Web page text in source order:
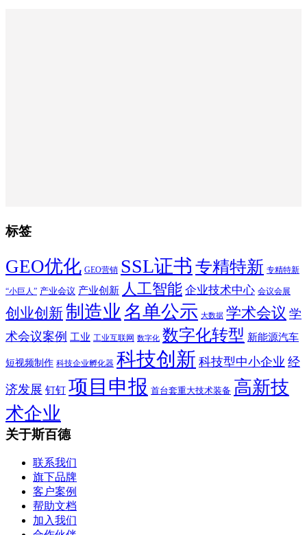
标签
GEO优化 GEO营销 SSL证书 专精特新 专精特新
“小巨人” 产业会议 产业创新 人工智能 企业技术中心 会议会展
创业创新制造业 名单公示 大数据 学术会议 学
术会议案例 工业 工业互联网 数字化 数字化转型 新能源汽车
短视频制作 科技企业孵化器 科技创新 科技型中小企业 经
济发展 钉钉 项目申报 首台套重大技术装备 高新技
术企业
关于斯百德
联系我们
旗下品牌
客户案例
帮助文档
加入我们